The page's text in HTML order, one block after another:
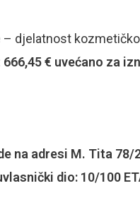
djelatnost
666,45 € uvećano za
na adresi M. Tita 78/
dio: 10/100